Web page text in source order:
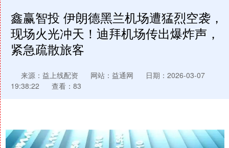
鑫赢智投 伊朗德黑兰机场遭猛烈空袭，
现场火光冲天！迪拜机场传出爆炸声，
紧急疏散旅客
来源：益上线配资 网站：益通网
日期：2026-03-07
19:38:22
查看：83